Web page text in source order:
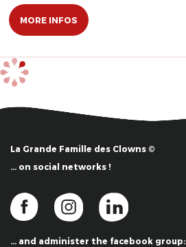
MORE INFOS
La Grande Famille des Clowns ©
… on social networks !
… and administer the facebook group: